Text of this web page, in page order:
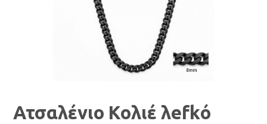
Ατσαλένιο Κολιέ λefkό